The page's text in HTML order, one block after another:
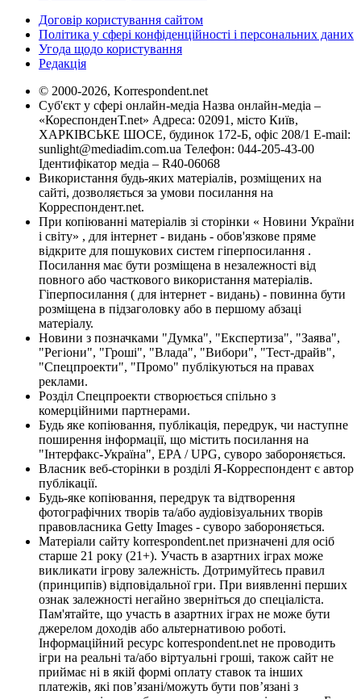
Договір користування сайтом
Політика у сфері конфіденційності і персональних даних
Угода щодо користування
Редакція
© 2000-2026, Korrespondent.net
Суб'єкт у сфері онлайн-медіа Назва онлайн-медіа –
«КореспонденТ.net» Адреса: 02091, місто Київ,
ХАРКІВСЬКЕ ШОСЕ, будинок 172-Б, офіс 208/1 E-mail:
sunlight@mediadim.com.ua Телефон: 044-205-43-00
Ідентифікатор медіа – R40-06068
Використання будь-яких матеріалів, розміщених на
сайті, дозволяється за умови посилання на
Корреспондент.net.
При копіюванні матеріалів зі сторінки « Новини України
і світу» , для інтернет - видань - обов'язкове пряме
відкрите для пошукових систем гіперпосилання .
Посилання має бути розміщена в незалежності від
повного або часткового використання матеріалів.
Гіперпосилання ( для інтернет - видань) - повинна бути
розміщена в підзаголовку або в першому абзаці
матеріалу.
Новини з позначками "Думка", "Експертиза", "Заява",
"Регіони", "Гроші", "Влада", "Вибори", "Тест-драйв",
"Спецпроекти", "Промо" публікуються на правах
реклами.
Розділ Спецпроекти створюється спільно з
комерційними партнерами.
Будь яке копіювання, публікація, передрук, чи наступне
поширення інформації, що містить посилання на
"Інтерфакс-Україна", EPA / UPG, суворо забороняється.
Власник веб-сторінки в розділі Я-Корреспондент є автор
публікації.
Будь-яке копіювання, передрук та відтворення
фотографічних творів та/або аудіовізуальних творів
правовласника Getty Images - суворо забороняється.
Матеріали сайту korrespondent.net призначені для осіб
старше 21 року (21+). Участь в азартних іграх може
викликати ігрову залежність. Дотримуйтесь правил
(принципів) відповідальної гри. При виявленні перших
ознак залежності негайно зверніться до спеціаліста.
Пам'ятайте, що участь в азартних іграх не може бути
джерелом доходів або альтернативою роботі.
Інформаційний ресурс korrespondent.net не проводить
ігри на реальні та/або віртуальні гроші, також сайт не
приймає ні в якій формі оплату ставок та інших
платежів, які пов’язані/можуть бути пов’язані з